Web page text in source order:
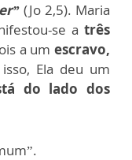
(Jo 2,5). Maria
se a três
a um escravo,
Ela deu um
do lado dos